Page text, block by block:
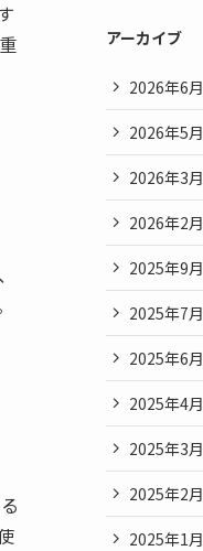
アーカイブ
2026年6月
2026年5月
2026年3月
2026年2月
2025年9月
2025年7月
2025年6月
2025年4月
2025年3月
2025年2月
2025年1月